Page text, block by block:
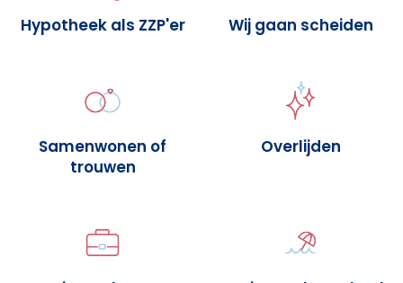
Hypotheek als ZZP'er Wij gaan scheiden
Samenwonen of
trouwen
Overlijden